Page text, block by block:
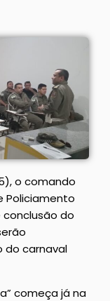
o comando
Policiamento
conclusão do
do carnaval
começa já na